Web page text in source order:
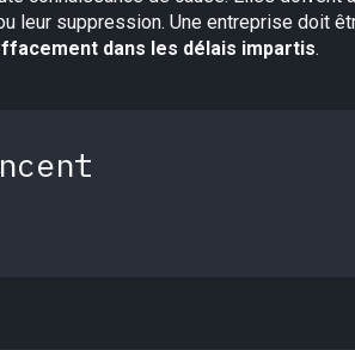
leur suppression. Une entreprise doit
dans les délais impartis.